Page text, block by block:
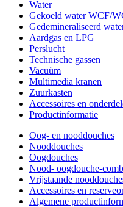
Water
Gekoeld water WCF/
Gedemineraliseerd
Aardgas en LPG
Perslucht
Technische gassen
Vacuüm
Multimedia kranen
Zuurkasten
Accessoires en
Productinformatie
Oog- en nooddouches
Nooddouches
Oogdouches
Nood- oogdouche-
Vrijstaande
Accessoires en
Algemene